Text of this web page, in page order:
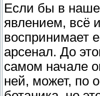
Если бы в
явлением, всё
воспринимает
арсенал. До
самом начале
ней, может, по